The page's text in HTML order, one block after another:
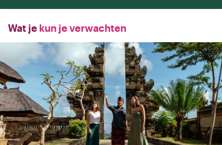
Wat je kun je verwachten